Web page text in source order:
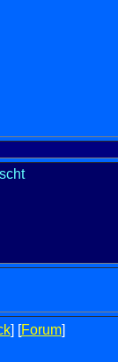
] [Forum]